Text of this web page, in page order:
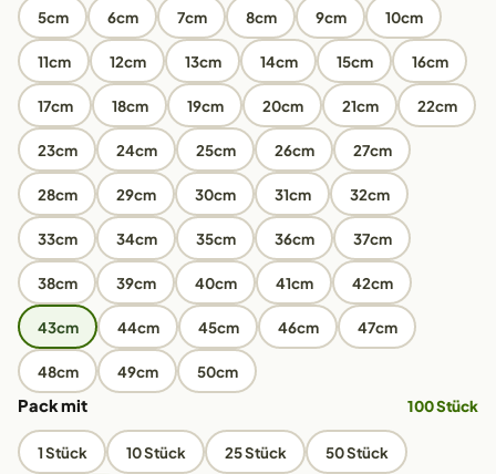
5cm 6cm 7cm 8cm 9cm 10cm
11cm 12cm 13cm 14cm 15cm 16cm
17cm 18cm 19cm 20cm 21cm 22cm
23cm 24cm 25cm 26cm 27cm
28cm 29cm 30cm 31cm 32cm
33cm 34cm 35cm 36cm 37cm
38cm 39cm 40cm 41cm 42cm
43cm 44cm 45cm 46cm 47cm
48cm 49cm 50cm
Pack mit 100 Stück
1 Stück 10 Stück 25 Stück 50 Stück